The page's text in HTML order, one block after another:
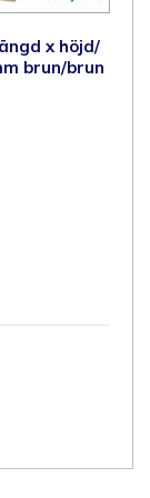
x höjd/
brun/brun